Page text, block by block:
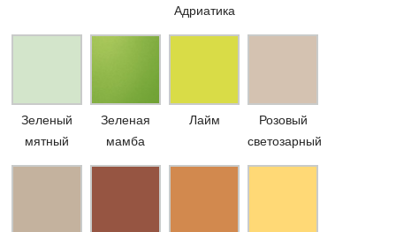
Адриатика
Зеленый
мятный
Зеленая
мамба
Лайм
Розовый
светозарный